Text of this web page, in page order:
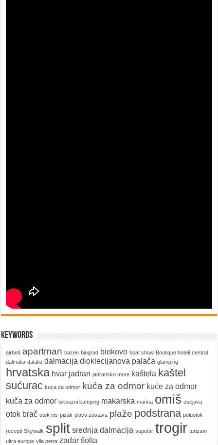
keywords
airbnb apartman bazen biograd biokovo boat show Boutique hoteli central
dalmatia dalatia dalmacija dioklecijanova palača glamping
hrvatska hvar jadran jadransko more kaštela kaštel
sućurac kuca za odmor kuća za odmor kuće za odmor
kuča za odmor luksuzni kamping makarska marina omiš osejava
otok brač otok vis pisak plava zastava plaže podstrana poluotok
recepti Skywalk split srednja dalmacija supetar trogir turizam
ultra europe vila petra zadar šolta